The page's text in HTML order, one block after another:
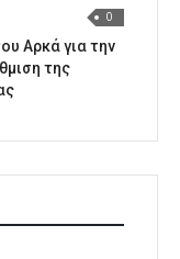
0
Αρκά για την
της